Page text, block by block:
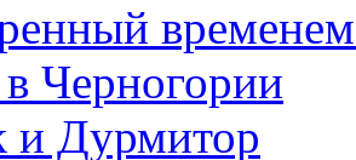
временем
Черногории
и Дурмитор